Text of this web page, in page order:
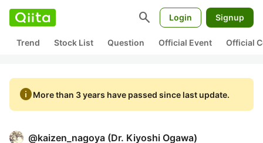
search Login Signup
Trend Stock List Question Official Event Official
infoMore than 3 years have passed since last update.
@kaizen_nagoya (Dr. Kiyoshi Ogawa)